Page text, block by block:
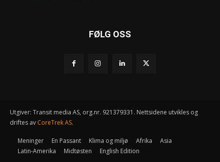
FØLG OSS
Utgiver: Transit media AS, org.nr. 921379331. Nettsidene utvikles og
driftes av CoreTrek AS.
Meninger En Passant Klima og miljø Afrika
Asia
Latin-Amerika
Midtøsten English Edition